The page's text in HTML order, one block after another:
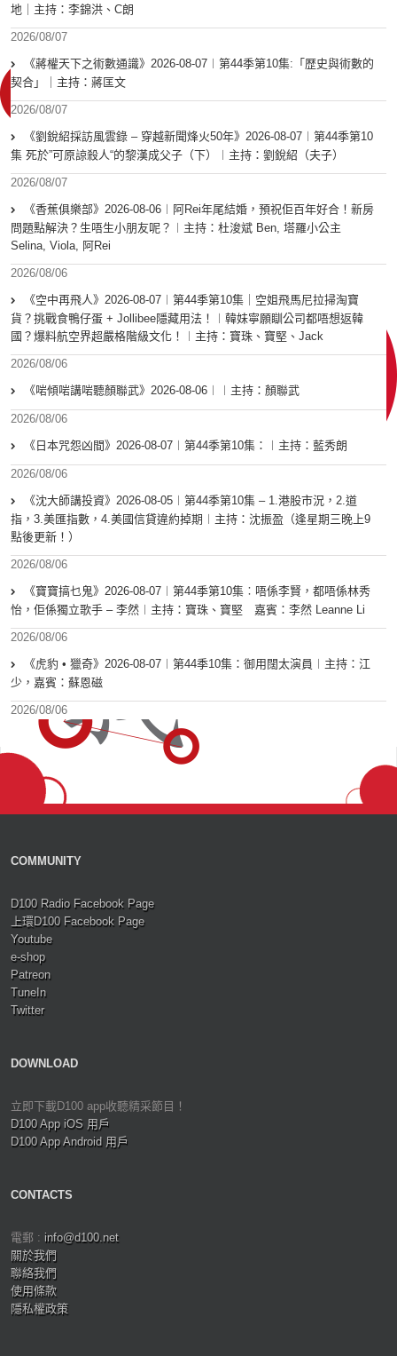
地｜主持：李錦洪、C朗
2026/08/07
《蔣權天下之術數通識》2026-08-07︱第44季第10集:「歴史與術數的
契合」｜主持：蔣匡文
2026/08/07
《劉銳紹採訪風雲錄 – 穿越新聞烽火50年》2026-08-07︱第44季第10
集 死於”可原諒殺人“的黎漢成父子（下）︱主持：劉銳紹（夫子）
2026/08/07
《香蕉俱樂部》2026-08-06︱阿Rei年尾結婚，預祝佢百年好合！新房
問題點解決？生唔生小朋友呢？︱主持：杜浚斌 Ben, 塔羅小公主
Selina, Viola, 阿Rei
2026/08/06
《空中再飛人》2026-08-07︱第44季第10集｜空姐飛馬尼拉掃淘寶
貨？挑戰食鴨仔蛋 + Jollibee隱藏用法！︱韓妹寧願瞓公司都唔想返韓
國？爆料航空界超嚴格階級文化！︱主持：寶珠、寶堅、Jack
2026/08/06
《啱傾啱講啱聽顏聯武》2026-08-06︱︱主持：顏聯武
2026/08/06
《日本咒怨凶間》2026-08-07︱第44季第10集：︱主持：藍秀朗
2026/08/06
《沈大師講投資》2026-08-05︱第44季第10集 – 1.港股市況，2.道
指，3.美匯指數，4.美國信貸違約掉期︱主持：沈振盈（逢星期三晚上9
點後更新！）
2026/08/06
《寶寶搞乜鬼》2026-08-07︱第44季第10集︰唔係李賢，都唔係林秀
怡，佢係獨立歌手 – 李然︱主持：寶珠、寶堅 嘉賓：李然 Leanne Li
2026/08/06
《虎豹 • 獵奇》2026-08-07︱第44季10集：御用闊太演員︱主持：江
少，嘉賓：蘇恩磁
2026/08/06
COMMUNITY
D100 Radio Facebook Page
上環D100 Facebook Page
Youtube
e-shop
Patreon
TuneIn
Twitter
DOWNLOAD
立即下載D100 app收聽精采節目！
D100 App iOS 用戶
D100 App Android 用戶
CONTACTS
電郵 : info@d100.net
關於我們
聯絡我們
使用條款
隱私權政策